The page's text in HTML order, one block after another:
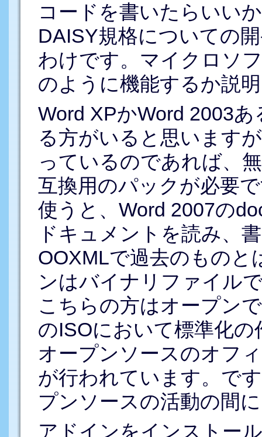
コードを書いたらいい
DAISY規格についての
わけです。マイクロソ
のように機能するか説
Word XPかWord 2003
る方がいると思います
っているのであれば、
互換用のパックが必要
使うと、Word 2007の
ドキュメントを読み、
OOXMLで過去のものと
ンはバイナリファイル
こちらの方はオープン
のISOにおいて標準化
オープンソースのオフ
が行われています。で
プンソースの活動の間
アドインをインストー